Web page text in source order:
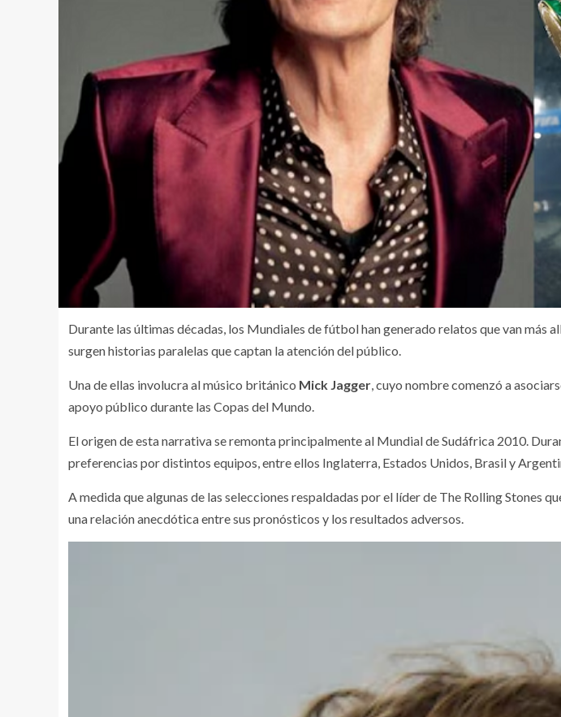
Durante las últimas décadas, los Mundiales de fútbol han generado relatos que van
surgen historias paralelas que captan la atención del público.
Una de ellas involucra al músico británico Mick Jagger , cuyo nombre comenzó a
apoyo público durante las Copas del Mundo.
El origen de esta narrativa se remonta principalmente al Mundial de Sudáfrica 2010.
preferencias por distintos equipos, entre ellos Inglaterra, Estados Unidos, Brasil y
A medida que algunas de las selecciones respaldadas por el líder de The Rolling Stones
una relación anecdótica entre sus pronósticos y los resultados adversos.